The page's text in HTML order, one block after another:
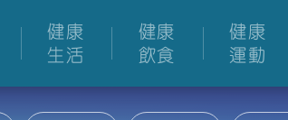
健康
生活
健康
飲食
健康
運動